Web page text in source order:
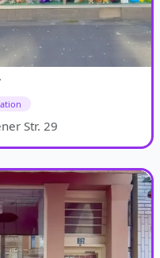
Str. 29